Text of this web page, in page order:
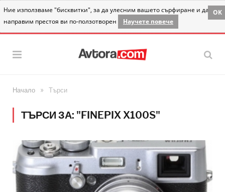
Ние използваме "бисквитки", за да улесним вашето сърфиране и да
направим престоя ви по-ползотворен
Научете повече
OK
Начало » Търси
ТЪРСИ ЗА: "FINEPIX X100S"